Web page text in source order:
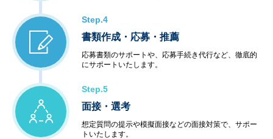
Step.4
書類作成・応募・推薦
応募書類のサポートや、応募手続き代行など、徹底的
にサポートいたします。
Step.5
面接・選考
想定質問の提示や模擬面接などの面接対策で、サポー
トいたします。